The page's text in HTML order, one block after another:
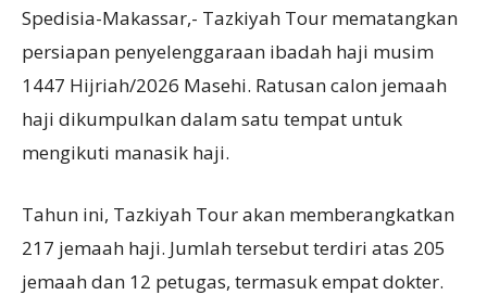
Spedisia-Makassar,- Tazkiyah Tour mematangkan
persiapan penyelenggaraan ibadah haji musim
1447 Hijriah/2026 Masehi. Ratusan calon jemaah
haji dikumpulkan dalam satu tempat untuk
mengikuti manasik haji.
Tahun ini, Tazkiyah Tour akan memberangkatkan
217 jemaah haji. Jumlah tersebut terdiri atas 205
jemaah dan 12 petugas, termasuk empat dokter.